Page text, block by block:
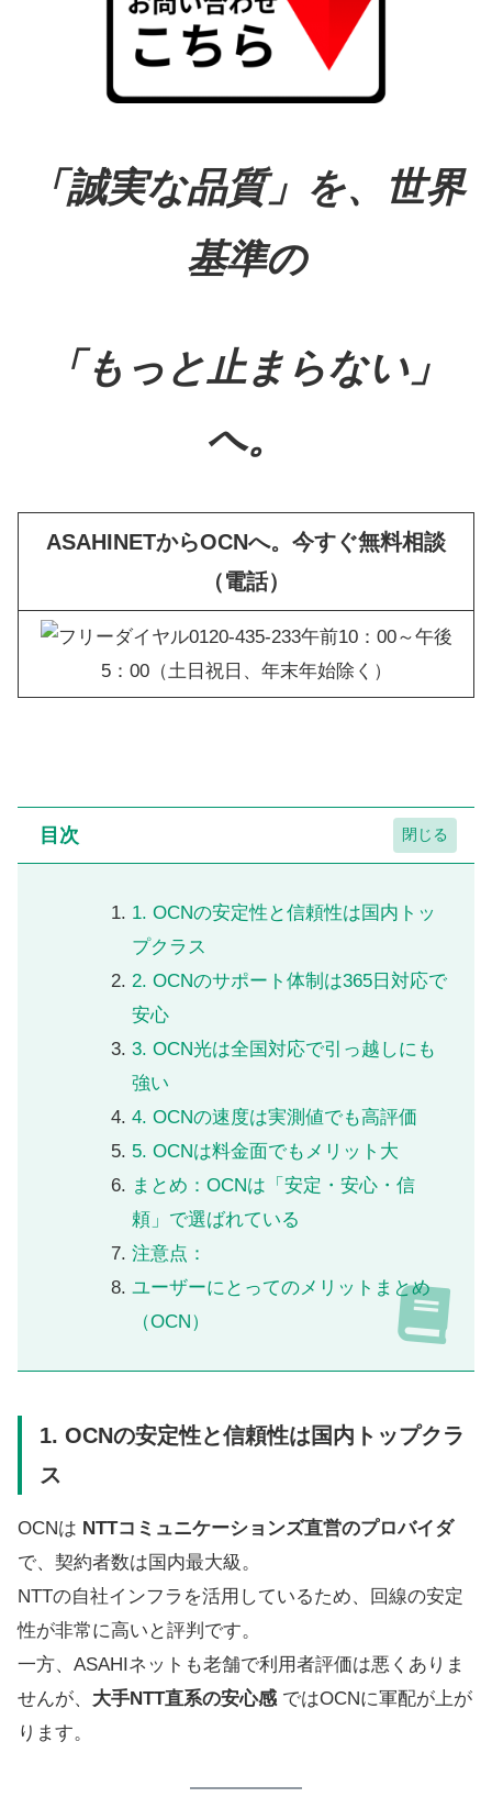
「誠実な品質」を、世界
基準の
「もっと止まらない」
へ。
ASAHINETからOCNへ。今すぐ無料相談
（電話）
午前10：00～午後
5：00（土日祝日、年末年始除く）
目次
1. OCNの安定性と信頼性は国内トッ
プクラス
2. OCNのサポート体制は365日対応で
安心
3. OCN光は全国対応で引っ越しにも
強い
4. OCNの速度は実測値でも高評価
5. OCNは料金面でもメリット大
まとめ：OCNは「安定・安心・信
頼」で選ばれている
注意点：
ユーザーにとってのメリットまとめ
（OCN）
1. OCNの安定性と信頼性は国内トップクラ
ス
OCNは NTTコミュニケーションズ直営のプロバイダ
で、契約者数は国内最大級。
NTTの自社インフラを活用しているため、回線の安定
性が非常に高いと評判です。
一方、ASAHIネットも老舗で利用者評価は悪くありま
せんが、 大手NTT直系の安心感 ではOCNに軍配が上が
ります。